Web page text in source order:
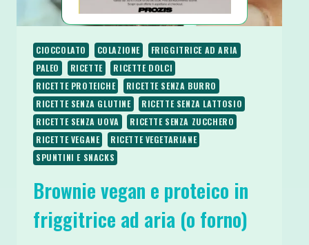
CIOCCOLATO COLAZIONE
FRIGGITRICE AD ARIA
PALEO
RICETTE
RICETTE DOLCI
RICETTE PROTEICHE
RICETTE SENZA BURRO
RICETTE SENZA GLUTINE
RICETTE SENZA LATTOSIO
RICETTE SENZA UOVA
RICETTE SENZA ZUCCHERO
RICETTE VEGANE
RICETTE VEGETARIANE
SPUNTINI E SNACKS
Brownie vegan e proteico in
friggitrice ad aria (o forno)